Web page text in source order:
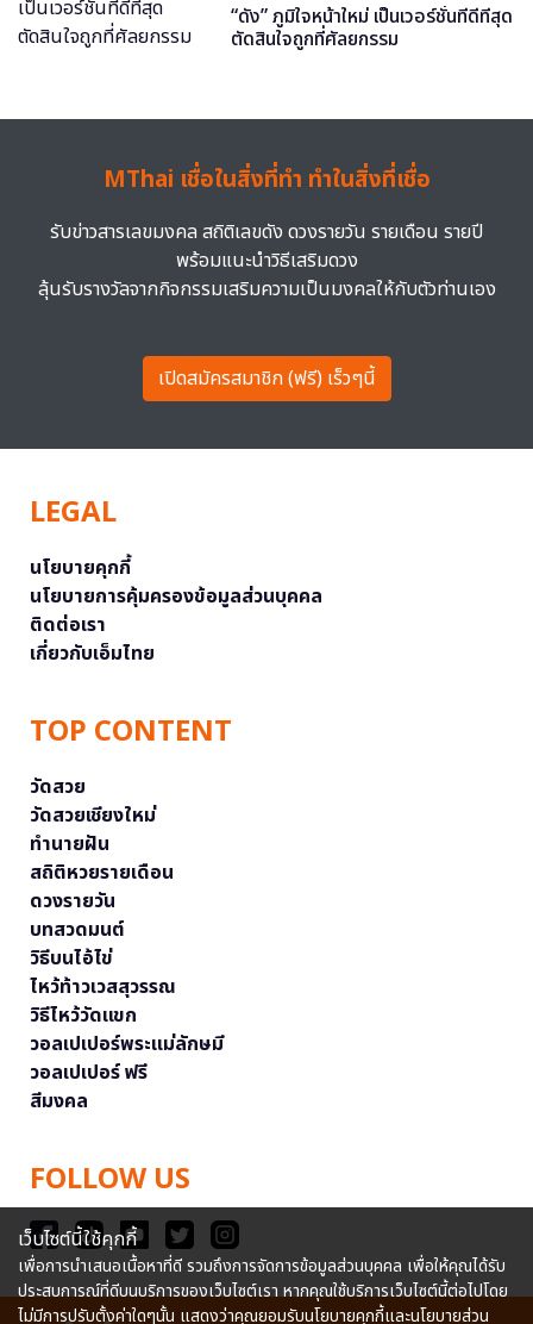
“ดัง” ภูมิใจหน้าใหม่ เป็นเวอร์ชั่นที่ดีที่สุด
ตัดสินใจถูกที่ศัลยกรรม
MThai เชื่อในสิ่งที่ทำ ทำในสิ่งที่เชื่อ
รับข่าวสารเลขมงคล สถิติเลขดัง ดวงรายวัน รายเดือน รายปี
พร้อมแนะนำวิธีเสริมดวง
ลุ้นรับรางวัลจากกิจกรรมเสริมความเป็นมงคลให้กับตัวท่านเอง
เปิดสมัครสมาชิก (ฟรี) เร็วๆนี้
LEGAL
นโยบายคุกกี้
นโยบายการคุ้มครองข้อมูลส่วนบุคคล
ติดต่อเรา
เกี่ยวกับเอ็มไทย
TOP CONTENT
วัดสวย
วัดสวยเชียงใหม่
ทำนายฝัน
สถิติหวยรายเดือน
ดวงรายวัน
บทสวดมนต์
วิธีบนไอ้ไข่
ไหว้ท้าวเวสสุวรรณ
วิธีไหว้วัดแขก
วอลเปเปอร์พระแม่ลักษมี
วอลเปเปอร์ ฟรี
สีมงคล
FOLLOW US
เว็บไซต์นี้ใช้คุกกี้
เพื่อการนำเสนอเนื้อหาที่ดี รวมถึงการจัดการข้อมูลส่วนบุคคล เพื่อให้คุณได้รับ
ประสบการณ์ที่ดีบนบริการของเว็บไซต์เรา หากคุณใช้บริการเว็บไซต์นี้ต่อไปโดย
ไม่มีการปรับตั้งค่าใดๆนั้น แสดงว่าคุณยอมรับนโยบายคุกกี้และนโยบายส่วน